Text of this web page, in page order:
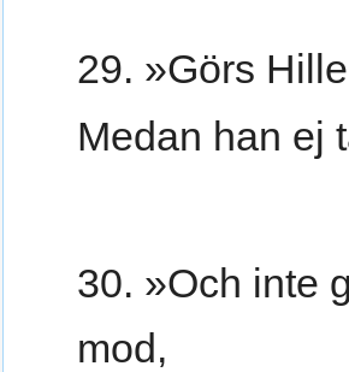
29. »Görs
Medan han ej
30. »Och inte
mod,